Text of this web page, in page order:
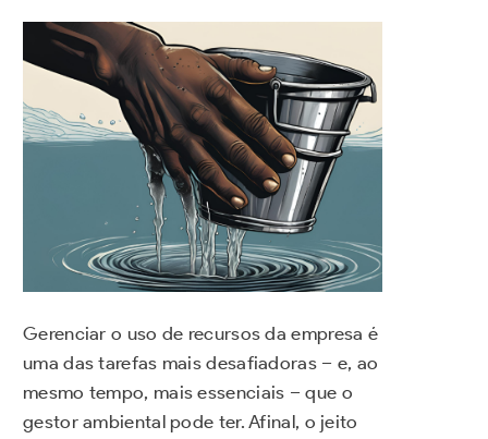
Gerenciar o uso de recursos da empresa é
uma das tarefas mais desafiadoras – e, ao
mesmo tempo, mais essenciais – que o
gestor ambiental pode ter. Afinal, o jeito